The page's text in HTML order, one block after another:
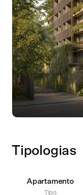
Tipologias
Apartamento
Tipo